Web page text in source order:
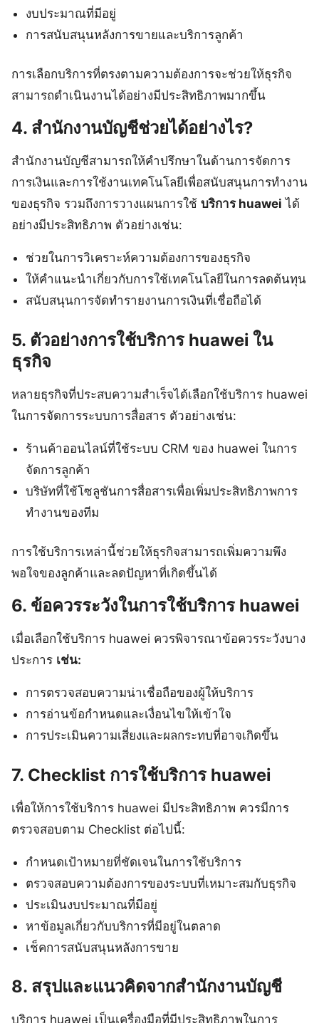
งบประมาณที่มีอยู่
การสนับสนุนหลังการขายและบริการลูกค้า
การเลือกบริการที่ตรงตามความต้องการจะช่วยให้ธุรกิจ
สามารถดำเนินงานได้อย่างมีประสิทธิภาพมากขึ้น
4. สำนักงานบัญชีช่วยได้อย่างไร?
สำนักงานบัญชีสามารถให้คำปรึกษาในด้านการจัดการ
การเงินและการใช้งานเทคโนโลยีเพื่อสนับสนุนการทำงาน
ของธุรกิจ รวมถึงการวางแผนการใช้ บริการ huawei ได้
อย่างมีประสิทธิภาพ ตัวอย่างเช่น:
ช่วยในการวิเคราะห์ความต้องการของธุรกิจ
ให้คำแนะนำเกี่ยวกับการใช้เทคโนโลยีในการลดต้นทุน
สนับสนุนการจัดทำรายงานการเงินที่เชื่อถือได้
5. ตัวอย่างการใช้บริการ huawei ใน
ธุรกิจ
หลายธุรกิจที่ประสบความสำเร็จได้เลือกใช้บริการ huawei
ในการจัดการระบบการสื่อสาร ตัวอย่างเช่น:
ร้านค้าออนไลน์ที่ใช้ระบบ CRM ของ huawei ในการ
จัดการลูกค้า
บริษัทที่ใช้โซลูชันการสื่อสารเพื่อเพิ่มประสิทธิภาพการ
ทำงานของทีม
การใช้บริการเหล่านี้ช่วยให้ธุรกิจสามารถเพิ่มความพึง
พอใจของลูกค้าและลดปัญหาที่เกิดขึ้นได้
6. ข้อควรระวังในการใช้บริการ huawei
เมื่อเลือกใช้บริการ huawei ควรพิจารณาข้อควรระวังบาง
ประการ เช่น:
การตรวจสอบความน่าเชื่อถือของผู้ให้บริการ
การอ่านข้อกำหนดและเงื่อนไขให้เข้าใจ
การประเมินความเสี่ยงและผลกระทบที่อาจเกิดขึ้น
7. Checklist การใช้บริการ huawei
เพื่อให้การใช้บริการ huawei มีประสิทธิภาพ ควรมีการ
ตรวจสอบตาม Checklist ต่อไปนี้:
กำหนดเป้าหมายที่ชัดเจนในการใช้บริการ
ตรวจสอบความต้องการของระบบที่เหมาะสมกับธุรกิจ
ประเมินงบประมาณที่มีอยู่
หาข้อมูลเกี่ยวกับบริการที่มีอยู่ในตลาด
เช็คการสนับสนุนหลังการขาย
8. สรุปและแนวคิดจากสำนักงานบัญชี
บริการ huawei เป็นเครื่องมือที่มีประสิทธิภาพในการ